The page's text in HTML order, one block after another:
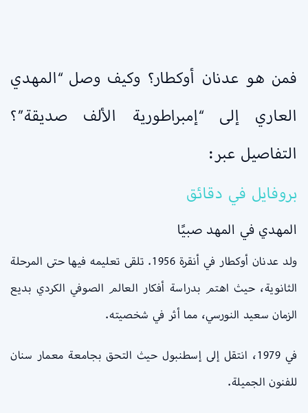
فمن هو عدنان أوكطار؟ وكيف وصل “المهدي
العاري إلى “إمبراطورية الألف صديقة”؟
التفاصيل عبر:
بروفايل في دقائق
المهدي في المهد صبيًا
ولد عدنان أوكطار في أنقرة 1956. تلقى تعليمه فيها حتى المرحلة
الثانوية، حيث اهتم بدراسة أفكار العالم الصوفي الكردي بديع
الزمان سعيد النورسي، مما أثر في شخصيته.
في 1979، انتقل إلى إسطنبول حيث التحق بجامعة معمار سنان
للفنون الجميلة.